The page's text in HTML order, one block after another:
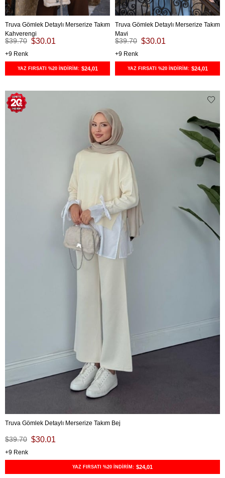
Truva Gömlek Detaylı Merserize Takım
Kahverengi
$30.01
$39.70
9
YAZ FIRSATI %20 İNDİRİM: $24,01
Truva Gömlek Detaylı Merserize Takım
Mavi
$30.01
$39.70
9
YAZ FIRSATI %20 İNDİRİM: $24,01
Truva Gömlek Detaylı Merserize Takım Bej
$30.01
$39.70
9
YAZ FIRSATI %20 İNDİRİM: $24,01